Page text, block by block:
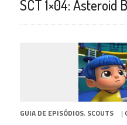
SCT 1×04: Asteroid
GUIA DE EPISÓDIOS, SCOUTS |